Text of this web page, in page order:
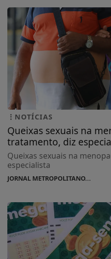
NOTÍCIAS
Queixas sexuais na
tratamento, diz
Queixas sexuais na
especialista
JORNAL METROPOLITANO...